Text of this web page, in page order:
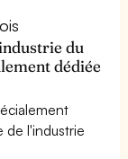
du
dédiée
de l'industrie